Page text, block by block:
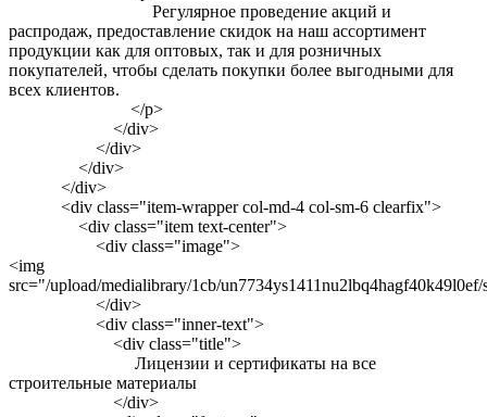
Регулярное проведение акций и
распродаж, предоставление скидок на наш ассортимент
продукции как для оптовых, так и для розничных
покупателей, чтобы сделать покупки более выгодными для
всех клиентов.
</p>
</div>
</div>
</div>
</div>
<div class="item-wrapper col-md-4 col-sm-6 clearfix">
<div class="item text-center">
<div class="image">
<img
src="/upload/medialibrary/1cb/
</div>
<div class="inner-text">
<div class="title">
Лицензии и сертификаты на все
строительные материалы
</div>